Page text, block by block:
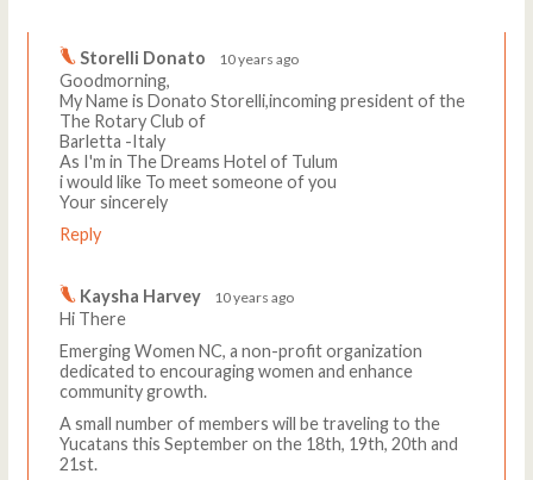
Storelli Donato 10 years ago
Goodmorning,
My Name is Donato Storelli,incoming president of the
The Rotary Club of
Barletta -Italy
As I'm in The Dreams Hotel of Tulum
i would like To meet someone of you
Your sincerely
Reply
Kaysha Harvey 10 years ago
Hi There
Emerging Women NC, a non-profit organization
dedicated to encouraging women and enhance
community growth.
A small number of members will be traveling to the
Yucatans this September on the 18th, 19th, 20th and
21st.